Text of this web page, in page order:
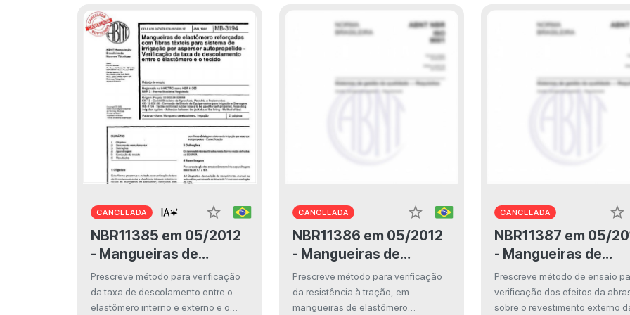
curta duração
CANCELADA
star_border
NBR11385 em 05/2012
- Mangueiras de
elastômero reforçadas
com fibras têxteis para
sistema de irrigação
Prescreve método para verificação
da taxa de descolamento entre o
elastômero interno e externo e o
CANCELADA
star_border
NBR11386 em 05/2012
- Mangueiras de
elastômero reforçadas
com fibras têxteis para
sistema de irrigação
Prescreve método para verificação
da resistência à tração, em
mangueiras de elastômero
CANCELADA
star_border
NBR11387 em 05/2012
- Mangueiras de
elastômero
com fibras têxteis
sistema de
Prescreve método de ensaio
verificação dos efeitos da
sobre o revestimento externo